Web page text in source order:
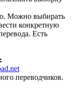
Можно выбирать
конкретную
Есть
переводчиков.